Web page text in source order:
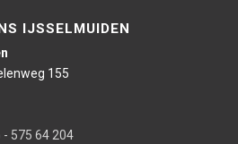
IJSSELMUIDEN
155
- 575 64 204